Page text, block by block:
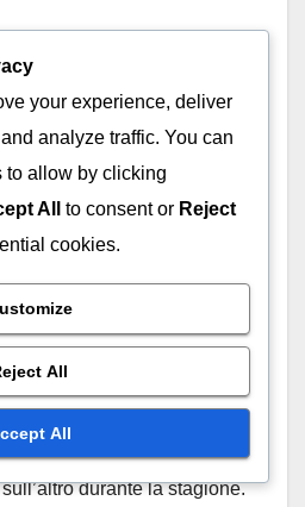
2 dura tipicamente circa
rilasciati all’inizio.
presto consente ai
nuove attività, missioni e
Interagire con i
può fornire un’esperienza
trame e elementi di gioco
durante la stagione.
your experience, deliver
analyze traffic. You can
to allow by clicking
All to consent or Reject
cookies.
All
All